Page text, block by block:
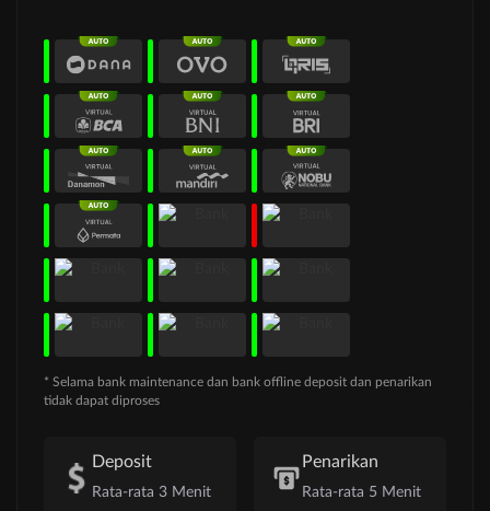
* Selama bank maintenance dan bank offline deposit dan penarikan
tidak dapat diproses
Deposit
Rata-rata 3 Menit
Penarikan
Rata-rata 5 Menit